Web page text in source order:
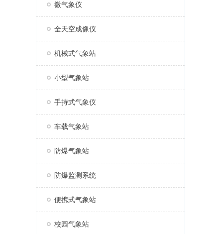
微气象仪
全天空成像仪
机械式气象站
小型气象站
手持式气象仪
车载气象站
防爆气象站
防爆监测系统
便携式气象站
校园气象站